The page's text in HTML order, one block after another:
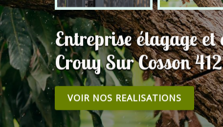
Entreprise élagage
Crouy Sur Cosson
VOIR NOS REALISATIONS